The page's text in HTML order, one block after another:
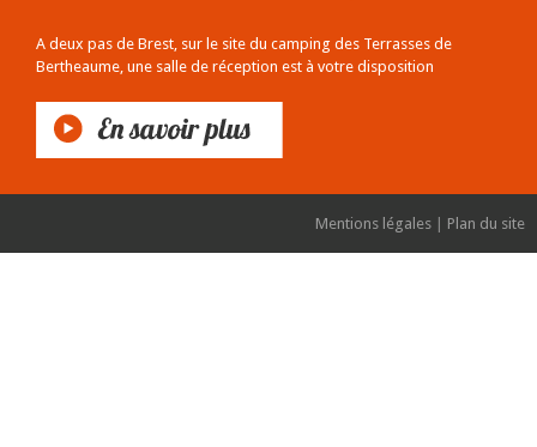
A deux pas de Brest, sur le site du camping des Terrasses de
Bertheaume, une salle de réception est à votre disposition
Mentions légales Plan du site